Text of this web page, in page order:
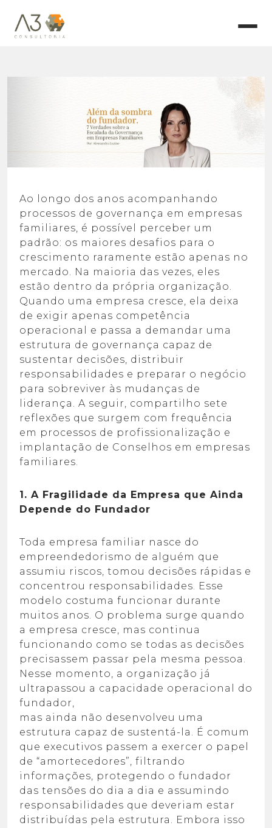
Ao longo dos anos acompanhando
processos de governança em empresas
familiares, é possível perceber um
padrão: os maiores desafios para o
crescimento raramente estão apenas no
mercado. Na maioria das vezes, eles
estão dentro da própria organização.
Quando uma empresa cresce, ela deixa
de exigir apenas competência
operacional e passa a demandar uma
estrutura de governança capaz de
sustentar decisões, distribuir
responsabilidades e preparar o negócio
para sobreviver às mudanças de
liderança. A seguir, compartilho sete
reflexões que surgem com frequência
em processos de profissionalização e
implantação de Conselhos em empresas
familiares.
1. A Fragilidade da Empresa que Ainda
Depende do Fundador
Toda empresa familiar nasce do
empreendedorismo de alguém que
assumiu riscos, tomou decisões rápidas e
concentrou responsabilidades. Esse
modelo costuma funcionar durante
muitos anos. O problema surge quando
a empresa cresce, mas continua
funcionando como se todas as decisões
precisassem passar pela mesma pessoa.
Nesse momento, a organização já
ultrapassou a capacidade operacional do
fundador,
mas ainda não desenvolveu uma
estrutura capaz de sustentá-la. É comum
que executivos passem a exercer o papel
de “amortecedores”, filtrando
informações, protegendo o fundador
das tensões do dia a dia e assumindo
responsabilidades que deveriam estar
distribuídas pela estrutura. Embora isso